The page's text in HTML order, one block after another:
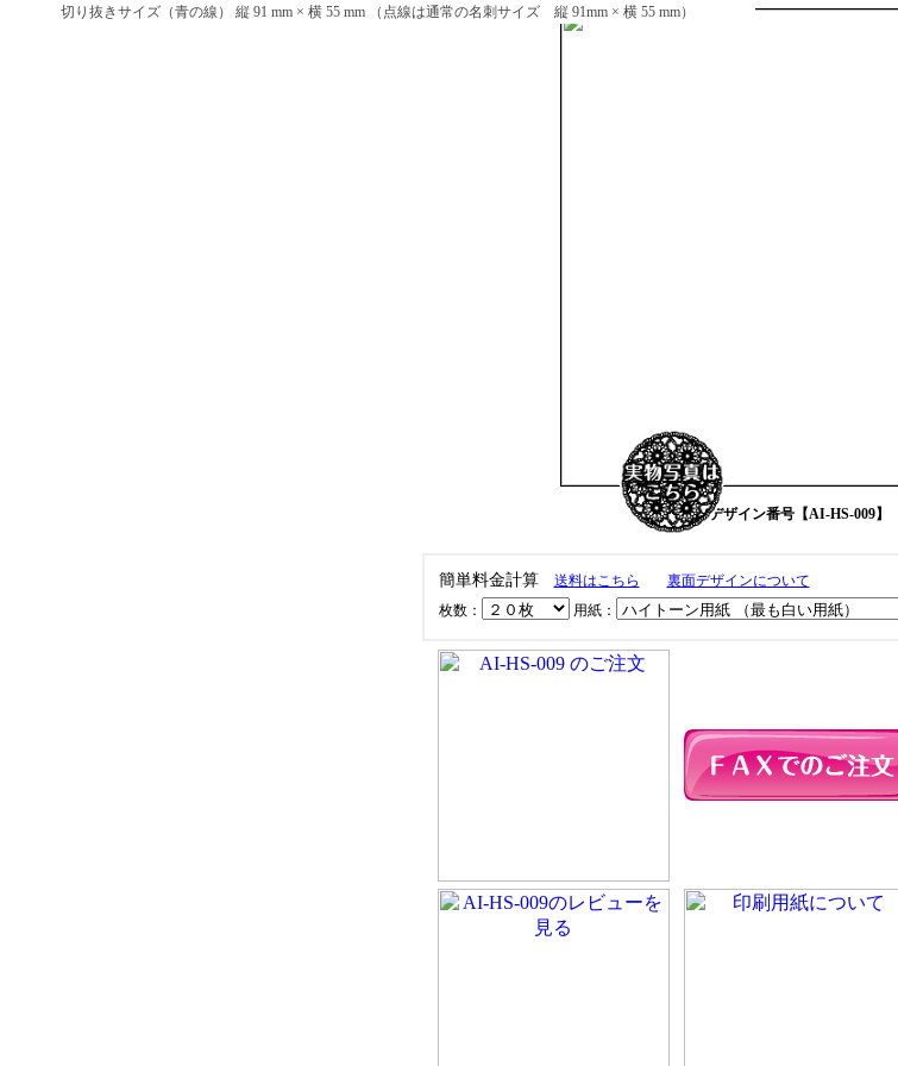
切り抜きサイズ（青の線） 縦 91 mm × 横 55 mm （点線は通常の名刺サイズ 縦 91mm × 横 55 mm）
デザイン番号【AI-HS-009】
簡単料金計算 送料はこちら
裏面デザインについて
枚数：
用紙：